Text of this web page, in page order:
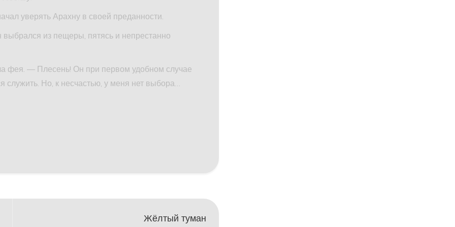
уверять Арахну в своей преданности.
из пещеры, пятясь и непрестанно
фея. — Плесень! Он при первом удобном случае
служить. Но, к несчастью, у меня нет выбора…
Жёлтый туман